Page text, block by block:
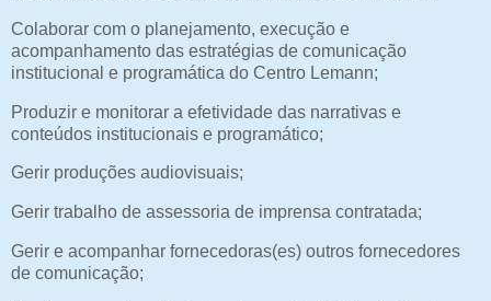
Colaborar com o planejamento, execução e
acompanhamento das estratégias de comunicação
institucional e programática do Centro Lemann;
Produzir e monitorar a efetividade das narrativas e
conteúdos institucionais e programático;
Gerir produções audiovisuais;
Gerir trabalho de assessoria de imprensa contratada;
Gerir e acompanhar fornecedoras(es) outros fornecedores
de comunicação;